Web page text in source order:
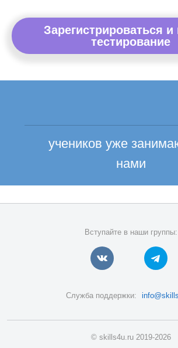
Зарегистрироваться и
тестирование
учеников уже
нами
Вступайте в наши группы:
Служба поддержки:
© skills4u.ru 2019-2026